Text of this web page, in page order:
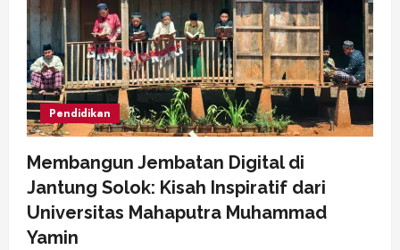
Pendidikan
Membangun Jembatan Digital di
Jantung Solok: Kisah Inspiratif dari
Universitas Mahaputra Muhammad
Yamin